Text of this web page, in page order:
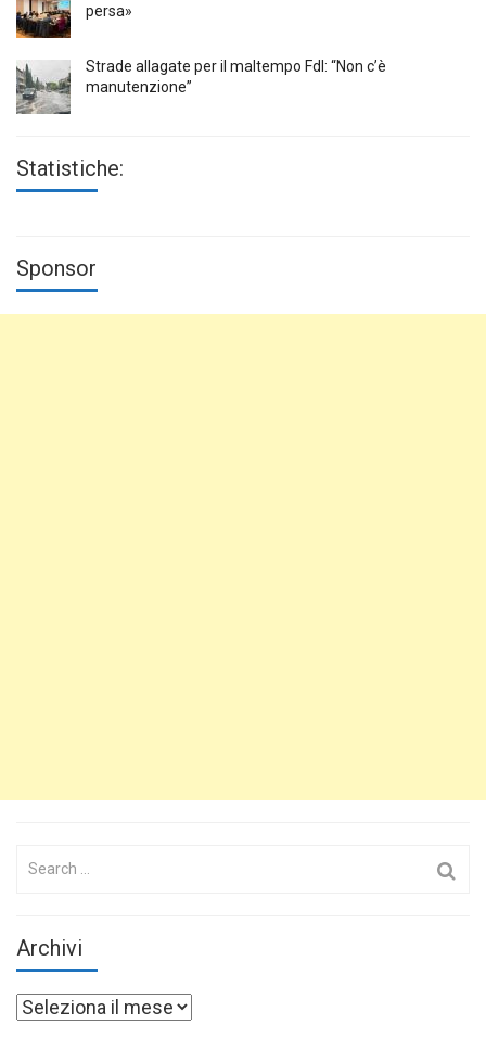
persa»
Strade allagate per il maltempo FdI: “Non c’è
manutenzione”
Statistiche:
Sponsor
Search
Archivi
Archivi